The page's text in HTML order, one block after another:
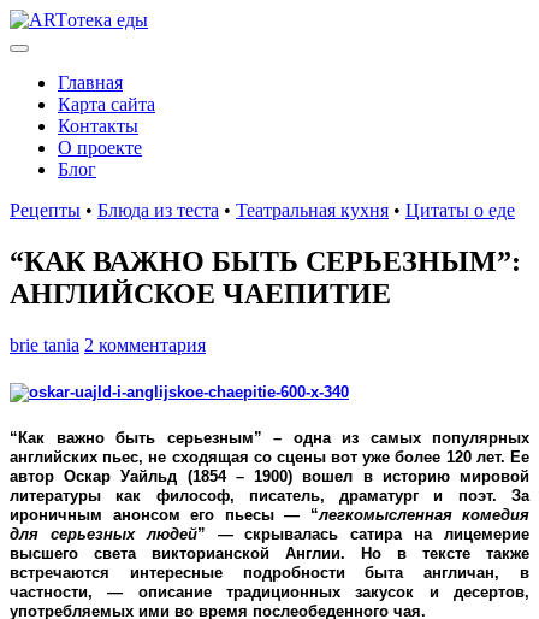
Главная
Карта сайта
Контакты
О проекте
Блог
Рецепты • Блюда из теста • Театральная кухня • Цитаты о еде
“КАК ВАЖНО БЫТЬ СЕРЬЕЗНЫМ”:
АНГЛИЙСКОЕ ЧАЕПИТИЕ
brie tania 2 комментария
“Как важно быть серьезным” – одна из самых популярных
английских пьес, не сходящая со сцены вот уже более 120 лет. Ее
автор Оскар Уайльд (1854 – 1900) вошел в историю мировой
литературы как философ, писатель, драматург и поэт. За
ироничным анонсом его пьесы — “легкомысленная комедия
для серьезных людей” — скрывалась сатира на лицемерие
высшего света викторианской Англии. Но в тексте также
встречаются интересные подробности быта англичан, в
частности, — описание традиционных закусок и десертов,
употребляемых ими во время послеобеденного чая.